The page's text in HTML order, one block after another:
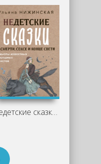
Недетские сказки о смерти, сексе и